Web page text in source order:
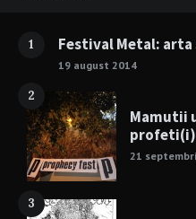
1 Festival Metal: arta
19 august 2014
2
Mamutii
21
3